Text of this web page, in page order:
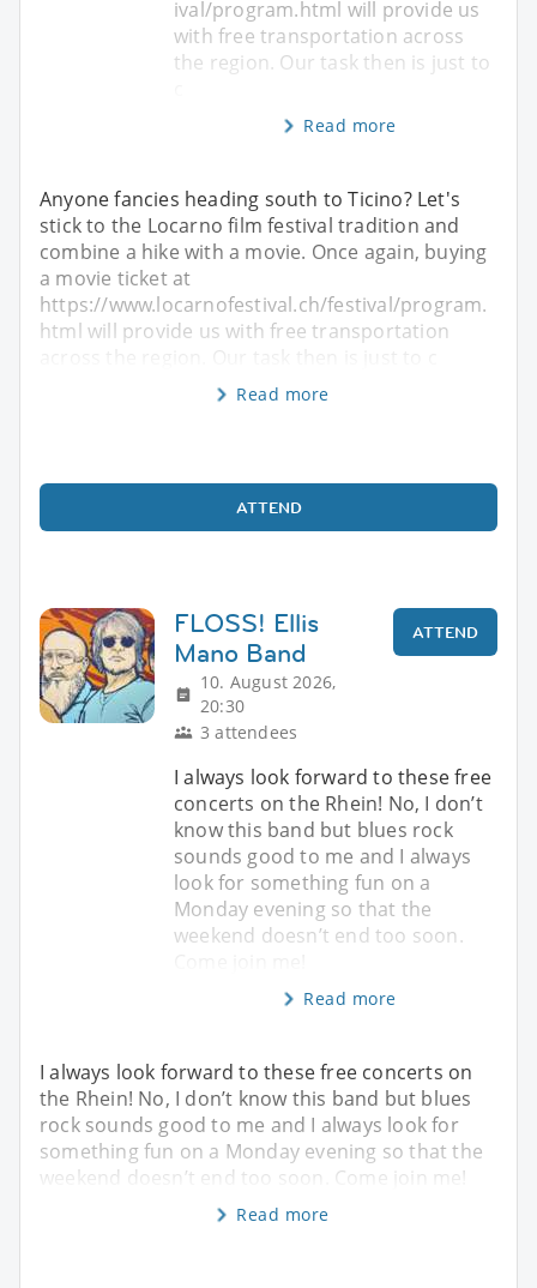
ival/program.html will provide us
with free transportation across
the region. Our task then is just to
Read more
Anyone fancies heading south to Ticino? Let's
stick to the Locarno film festival tradition and
combine a hike with a movie. Once again, buying
a movie ticket at
https://www.locarnofestival.ch/festival/program.
html will provide us with free transportation
Read more
ATTEND
FLOSS! Ellis
Mano Band
10. August 2026,
20:30
3 attendees
ATTEND
I always look forward to these free
concerts on the Rhein! No, I don’t
know this band but blues rock
sounds good to me and I always
look for something fun on a
Monday evening so that the
weekend doesn’t end too soon.
Read more
I always look forward to these free concerts on
the Rhein! No, I don’t know this band but blues
rock sounds good to me and I always look for
something fun on a Monday evening so that the
weekend doesn’t end too soon. Come join me!
Read more